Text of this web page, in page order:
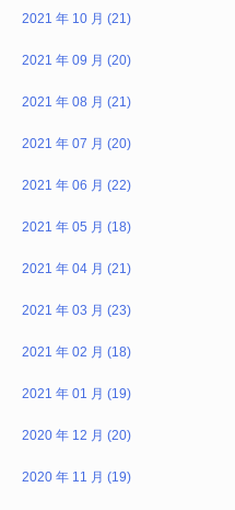
2021 年 10 月 (21)
2021 年 09 月 (20)
2021 年 08 月 (21)
2021 年 07 月 (20)
2021 年 06 月 (22)
2021 年 05 月 (18)
2021 年 04 月 (21)
2021 年 03 月 (23)
2021 年 02 月 (18)
2021 年 01 月 (19)
2020 年 12 月 (20)
2020 年 11 月 (19)